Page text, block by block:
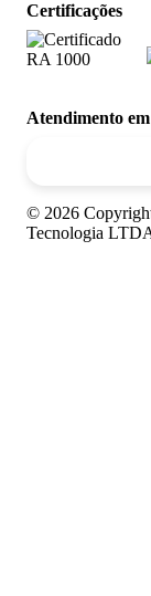
Certificações
Atendimento
© 2026
Tecnologia